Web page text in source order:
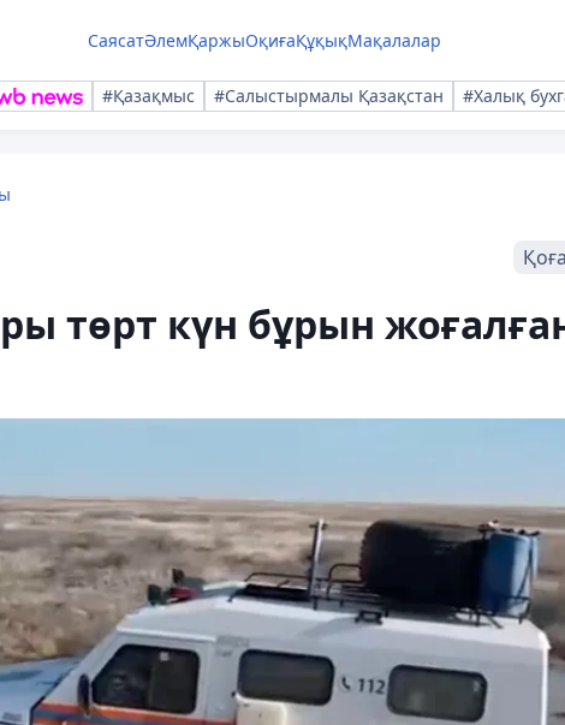
СаясатӘлемҚаржыОқиғаҚұқықМақалалар
#Қазақмыс #Салыстырмалы Қазақстан #Халық
төрт күн бұрын